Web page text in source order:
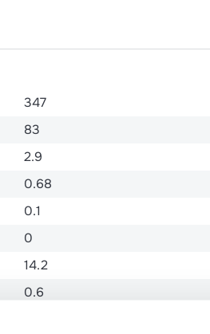
347
83
2.9
0.68
0.1
0
14.2
0.6